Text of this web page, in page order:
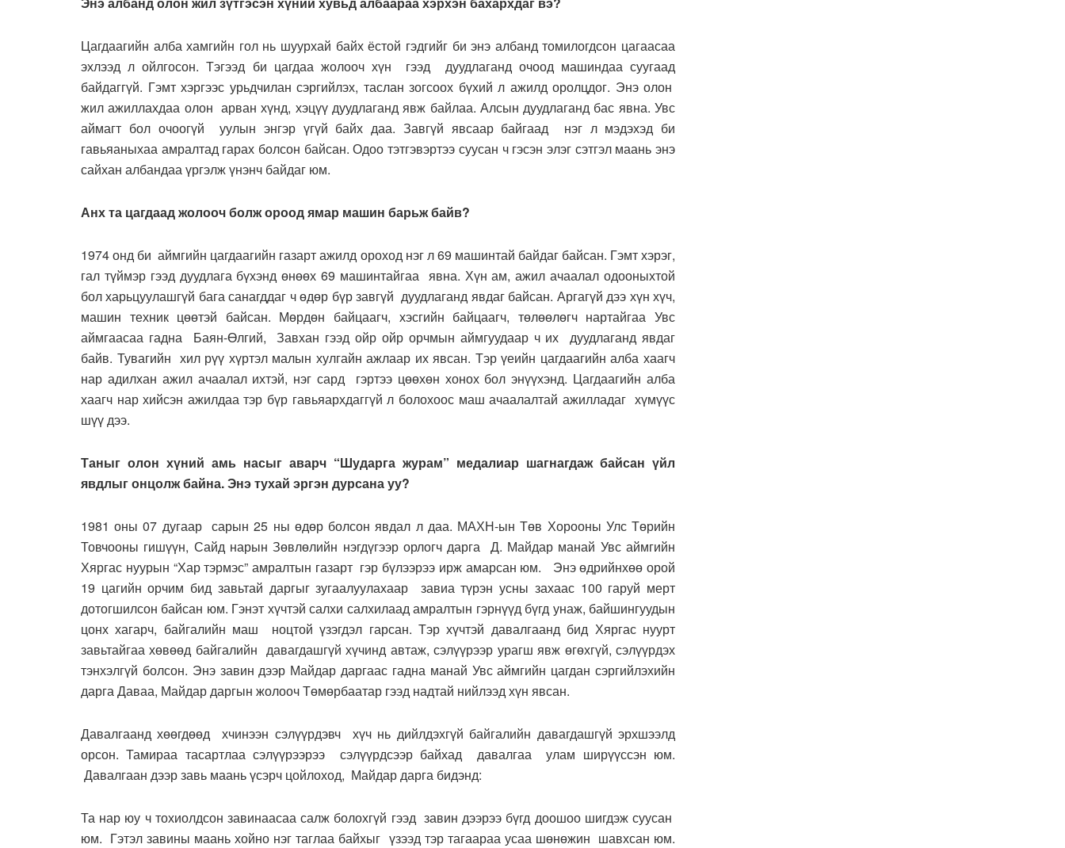
Цагдаагийн алба хамгийн гол нь шуурхай байх ёстой гэдгийг би энэ албанд томилогдсон цагаасаа
эхлээд л ойлгосон. Тэгээд би цагдаа жолооч хүн гээд дуудлаганд очоод машиндаа суугаад
байдаггүй. Гэмт хэргээс урьдчилан сэргийлэх, таслан зогсоох бүхий л ажилд оролцдог. Энэ олон
жил ажиллахдаа олон арван хүнд, хэцүү дуудлаганд явж байлаа. Алсын дуудлаганд бас явна. Увс
аймагт бол очоогүй уулын энгэр үгүй байх даа. Завгүй явсаар байгаад нэг л мэдэхэд би
гавьяаныхаа амралтад гарах болсон байсан. Одоо тэтгэвэртээ суусан ч гэсэн элэг сэтгэл маань энэ
сайхан албандаа үргэлж үнэнч байдаг юм.
Анх та цагдаад жолооч болж ороод ямар машин барьж байв?
1974 онд би аймгийн цагдаагийн газарт ажилд ороход нэг л 69 машинтай байдаг байсан. Гэмт хэрэг,
гал түймэр гээд дуудлага бүхэнд өнөөх 69 машинтайгаа явна. Хүн ам, ажил ачаалал одооныхтой
бол харьцуулашгүй бага санагддаг ч өдөр бүр завгүй дуудлаганд явдаг байсан. Аргагүй дээ хүн хүч,
машин техник цөөтэй байсан. Мөрдөн байцаагч, хэсгийн байцаагч, төлөөлөгч нартайгаа Увс
аймгаасаа гадна Баян-Өлгий, Завхан гээд ойр ойр орчмын аймгуудаар ч их дуудлаганд явдаг
байв. Тувагийн хил рүү хүртэл малын хулгайн ажлаар их явсан. Тэр үеийн цагдаагийн алба хаагч
нар адилхан ажил ачаалал ихтэй, нэг сард гэртээ цөөхөн хонох бол энүүхэнд. Цагдаагийн алба
хаагч нар хийсэн ажилдаа тэр бүр гавьяархдаггүй л болохоос маш ачаалалтай ажилладаг хүмүүс
шүү дээ.
Таныг олон хүний амь насыг аварч “Шударга журам” медалиар шагнагдаж байсан үйл
явдлыг онцолж байна. Энэ тухай эргэн дурсана уу?
1981 оны 07 дугаар сарын 25 ны өдөр болсон явдал л даа. МАХН-ын Төв Хорооны Улс Төрийн
Товчооны гишүүн, Сайд нарын Зөвлөлийн нэгдүгээр орлогч дарга Д. Майдар манай Увс аймгийн
Хяргас нуурын “Хар тэрмэс” амралтын газарт гэр бүлээрээ ирж амарсан юм. Энэ өдрийнхөө орой
19 цагийн орчим бид завьтай даргыг зугаалуулахаар завиа түрэн усны захаас 100 гаруй мерт
дотогшилсон байсан юм. Гэнэт хүчтэй салхи салхилаад амралтын гэрнүүд бүгд унаж, байшингуудын
цонх хагарч, байгалийн маш ноцтой үзэгдэл гарсан. Тэр хүчтэй давалгаанд бид Хяргас нуурт
завьтайгаа хөвөөд байгалийн давагдашгүй хүчинд автаж, сэлүүрээр урагш явж өгөхгүй, сэлүүрдэх
тэнхэлгүй болсон. Энэ завин дээр Майдар даргаас гадна манай Увс аймгийн цагдан сэргийлэхийн
дарга Даваа, Майдар даргын жолооч Төмөрбаатар гээд надтай нийлээд хүн явсан.
Давалгаанд хөөгдөөд хчинээн сэлүүрдэвч хүч нь дийлдэхгүй байгалийн давагдашгүй эрхшээлд
орсон. Тамираа тасартлаа сэлүүрээрээ сэлүүрдсээр байхад давалгаа улам ширүүссэн юм.
Давалгаан дээр завь маань үсэрч цойлоход, Майдар дарга бидэнд:
Та нар юу ч тохиолдсон завинаасаа салж болохгүй гээд завин дээрээ бүгд доошоо шигдэж суусан
юм. Гэтэл завины маань хойно нэг таглаа байхыг үзээд тэр тагаараа усаа шөнөжин шавхсан юм.